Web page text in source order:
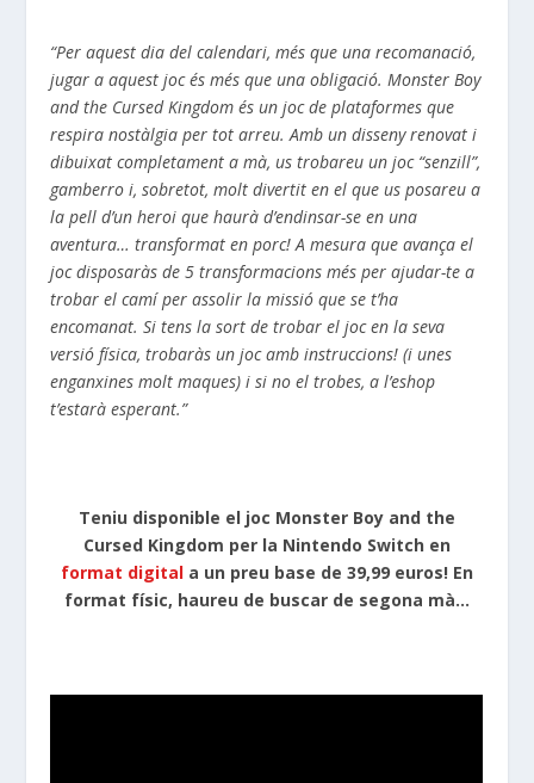
“Per aquest dia del calendari, més que una recomanació,
jugar a aquest joc és més que una obligació. Monster Boy
and the Cursed Kingdom és un joc de plataformes que
respira nostàlgia per tot arreu. Amb un disseny renovat i
dibuixat completament a mà, us trobareu un joc “senzill”,
gamberro i, sobretot, molt divertit en el que us posareu a
la pell d’un heroi que haurà d’endinsar-se en una
aventura… transformat en porc! A mesura que avança el
joc disposaràs de 5 transformacions més per ajudar-te a
trobar el camí per assolir la missió que se t’ha
encomanat. Si tens la sort de trobar el joc en la seva
versió física, trobaràs un joc amb instruccions! (i unes
enganxines molt maques) i si no el trobes, a l’eshop
t’estarà esperant.”
Teniu disponible el joc Monster Boy and the
Cursed Kingdom per la Nintendo Switch en
format digital a un preu base de 39,99 euros! En
format físic, haureu de buscar de segona mà…